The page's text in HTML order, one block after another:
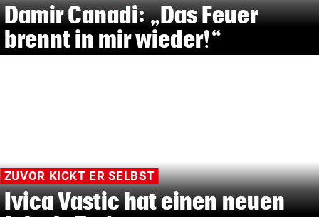
Damir Canadi: „Das Feuer
brennt in mir wieder!“
ZUVOR KICKT ER SELBST
Ivica Vastic hat einen neuen